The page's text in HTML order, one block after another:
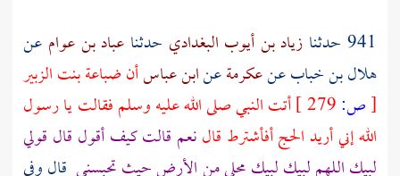
941 حدثنا
زياد بن أيوب البغدادي حدثنا عباد بن عوام عن
هلال بن خبابعنعكرمةعنابن عباسأنضباعة بنت الزبير
[ص:
أتت النبي صلى الله عليه وسلم فقالت يا رسول
الله إني أريد الحج أفأشترط قالنعم قالت كيف أقول قال قولي
لبيك اللهم لبيك لبيك محلي من الأرض حيث تحبسني قال وفي